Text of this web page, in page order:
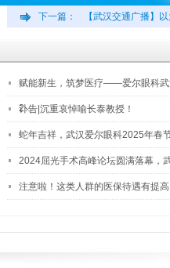
下一篇： 【武汉交通广播】
赋能新生，筑梦医疗——爱尔眼科武
2…
讣告|沉重哀悼喻长泰教授！
蛇年吉祥，武汉爱尔眼科2025年春
2024屈光手术高峰论坛圆满落幕，
注意啦！这类人群的医保待遇有提